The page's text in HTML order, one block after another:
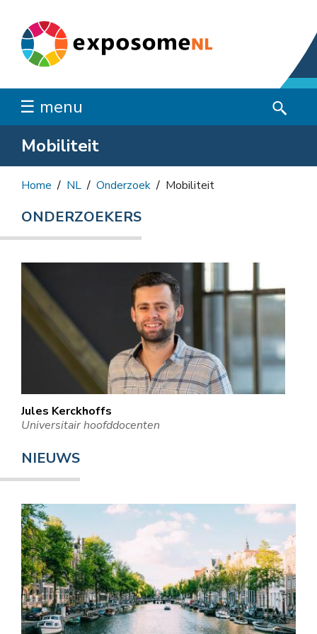
☰ menu
Mobiliteit
Home NL Onderzoek Mobiliteit
ONDERZOEKERS
Jules Kerckhoffs
Universitair hoofddocenten
NIEUWS